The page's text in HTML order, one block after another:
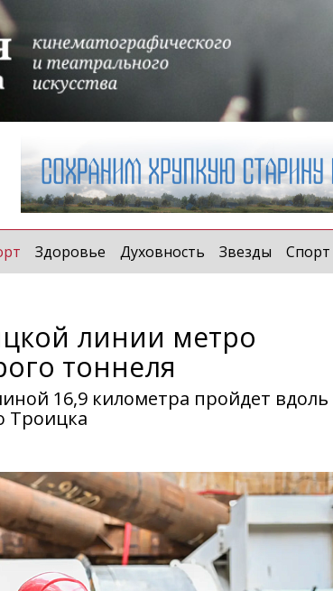
(current)
Здоровье Духовность Звезды Спорт
линии метро
тоннеля
16,9 километра пройдет вдоль
Троицка